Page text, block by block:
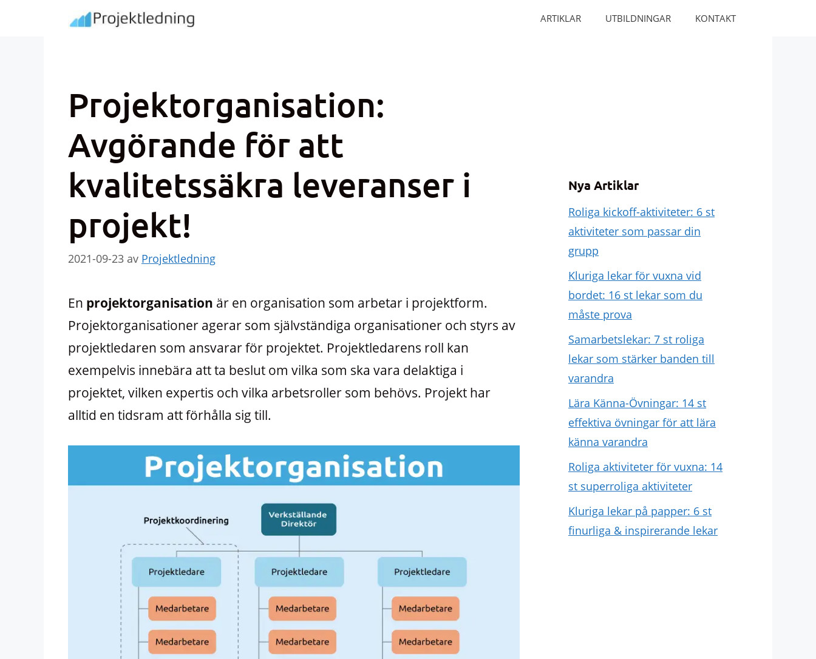
ARTIKLAR UTBILDNINGAR KONTAKT
Projektorganisation:
Avgörande för att
kvalitetssäkra leveranser i
projekt!
2021-09-23 av Projektledning
En projektorganisation är en organisation som arbetar i projektform.
Projektorganisationer agerar som självständiga organisationer och styrs av
projektledaren som ansvarar för projektet. Projektledarens roll kan
exempelvis innebära att ta beslut om vilka som ska vara delaktiga i
projektet, vilken expertis och vilka arbetsroller som behövs. Projekt har
alltid en tidsram att förhålla sig till.
Nya Artiklar
Roliga kickoff-aktiviteter: 6 st
aktiviteter som passar din
grupp
Kluriga lekar för vuxna vid
bordet: 16 st lekar som du
måste prova
Samarbetslekar: 7 st roliga
lekar som stärker banden till
varandra
Lära Känna-Övningar: 14 st
effektiva övningar för att lära
känna varandra
Roliga aktiviteter för vuxna: 14
st superroliga aktiviteter
Kluriga lekar på papper: 6 st
finurliga & inspirerande lekar